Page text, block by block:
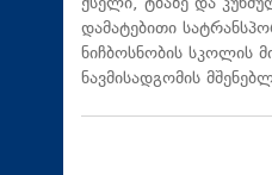
დამატებითი
ნიჩბოსნობის სკოლის
ნავმისადგომის